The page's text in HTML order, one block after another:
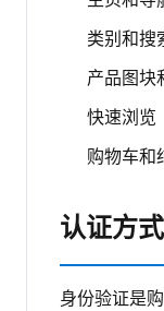
类别和搜
产品图块
快速浏览
购物车和
认证方式
身份验证是